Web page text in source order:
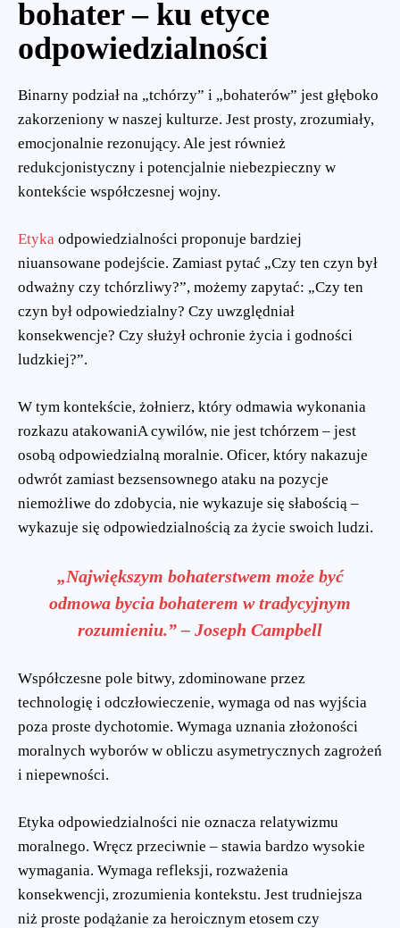
bohater – ku etyce
odpowiedzialności
Binarny podział na „tchórzy” i „bohaterów” jest głęboko
zakorzeniony w naszej kulturze. Jest prosty, zrozumiały,
emocjonalnie rezonujący. Ale jest również
redukcjonistyczny i potencjalnie niebezpieczny w
kontekście współczesnej wojny.
Etyka odpowiedzialności proponuje bardziej
niuansowane podejście. Zamiast pytać „Czy ten czyn był
odważny czy tchórzliwy?”, możemy zapytać: „Czy ten
czyn był odpowiedzialny? Czy uwzględniał
konsekwencje? Czy służył ochronie życia i godności
ludzkiej?”.
W tym kontekście, żołnierz, który odmawia wykonania
rozkazu atakowaniA cywilów, nie jest tchórzem – jest
osobą odpowiedzialną moralnie. Oficer, który nakazuje
odwrót zamiast bezsensownego ataku na pozycje
niemożliwe do zdobycia, nie wykazuje się słabością –
wykazuje się odpowiedzialnością za życie swoich ludzi.
„Największym bohaterstwem może być
odmowa bycia bohaterem w tradycyjnym
rozumieniu.” – Joseph Campbell
Współczesne pole bitwy, zdominowane przez
technologię i odczłowieczenie, wymaga od nas wyjścia
poza proste dychotomie. Wymaga uznania złożoności
moralnych wyborów w obliczu asymetrycznych zagrożeń
i niepewności.
Etyka odpowiedzialności nie oznacza relatywizmu
moralnego. Wręcz przeciwnie – stawia bardzo wysokie
wymagania. Wymaga refleksji, rozważenia
konsekwencji, zrozumienia kontekstu. Jest trudniejsza
niż proste podążanie za heroicznym etosem czy